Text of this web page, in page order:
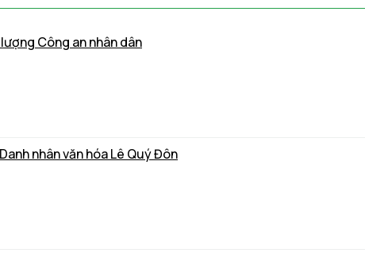
Công an nhân dân
nhân văn hóa Lê Quý Đôn